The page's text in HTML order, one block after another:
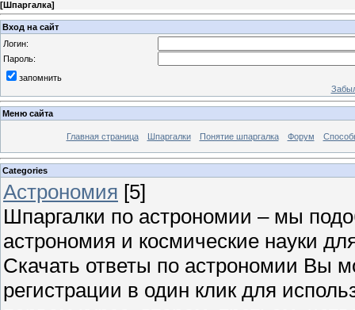
[Шпаргалка]
Вход на сайт
Логин:
Пароль:
запомнить
Меню сайта
Главная страница Шпаргалки Понятие шпаргалка Форум
Categories
Астрономия [5]
Шпаргалки по астрономии – мы
астрономия и космические науки
Скачать ответы по астрономии Вы
регистрации в один клик для